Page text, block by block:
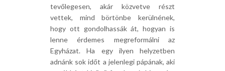
tevőlegesen, akár közvetve részt
vettek, mind börtönbe kerülnének,
hogy ott gondolhassák át, hogyan is
lenne érdemes megreformálni az
Egyházat. Ha egy ilyen helyzetben
adnánk sok időt a jelenlegi pápának, aki